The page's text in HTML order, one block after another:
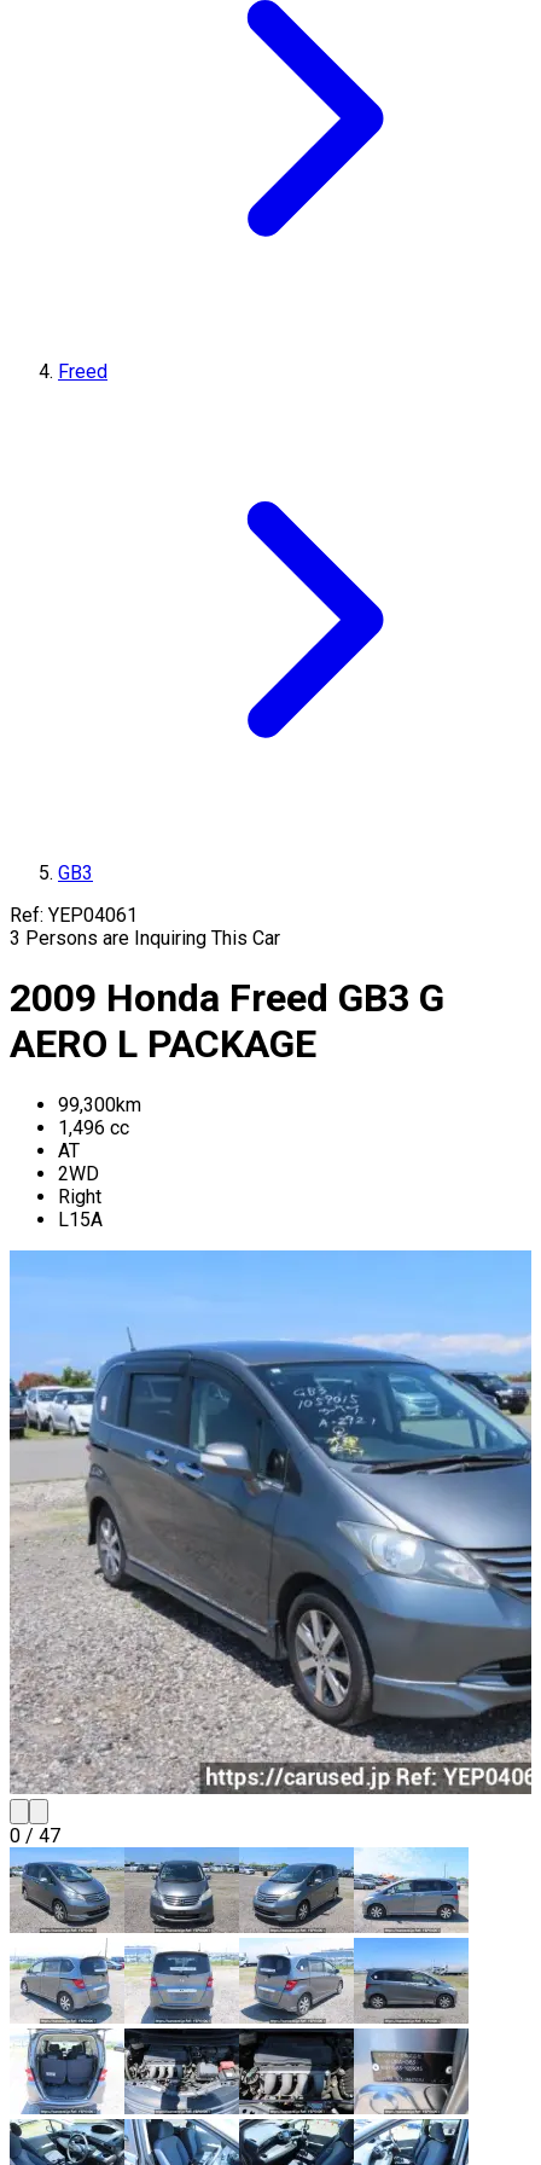
Freed
GB3
Ref: YEP04061
3 Persons are Inquiring This Car
2009 Honda Freed GB3 G
AERO L PACKAGE
99,300km
1,496 cc
AT
2WD
Right
L15A
0 / 47